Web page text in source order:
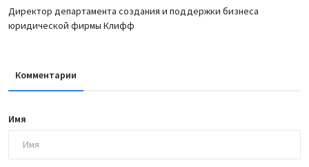
Директор департамента создания и поддержки бизнеса
юридической фирмы Клифф
Комментарии
Имя